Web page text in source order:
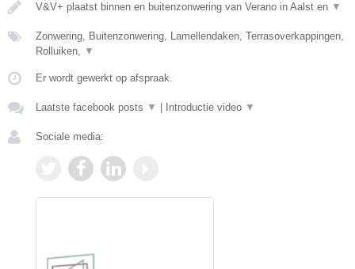
V&V+ plaatst binnen en buitenzonwering van Verano in Aalst en ▼
Zonwering, Buitenzonwering, Lamellendaken, Terrasoverkappingen,
Rolluiken, ▼
Er wordt gewerkt op afspraak.
Laatste facebook posts ▼ Introductie video ▼
Sociale media: